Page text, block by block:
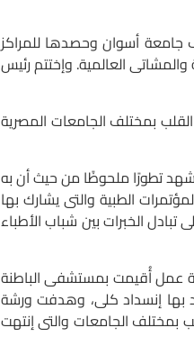
أسوان وحصدها للمراكز
العالمية. وإختتم رئيس
بمختلف الجامعات المصرية
تطورًا ملحوظًا من حيث أن به
الطبية والتى يشارك بها
الخبرات بين شباب الأطباء
عمل أُقيمت بمستشفى الباطنة
والتى تم خلالها عمل تدريب على علاج الشرايين التى يبلغ نسبة الإنسداد بها ١٠٠٪ والتى يوجد بها إنسداد كلى، وهدفت ورشة
الجامعات والتى إنتهت